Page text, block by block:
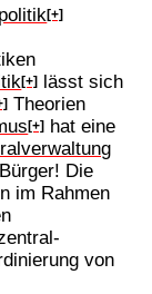
[+]
[+] lässt sich
Theorien
[+] hat eine
Die
im Rahmen
von